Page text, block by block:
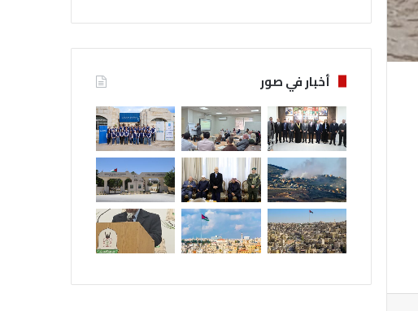
أخبار في صور